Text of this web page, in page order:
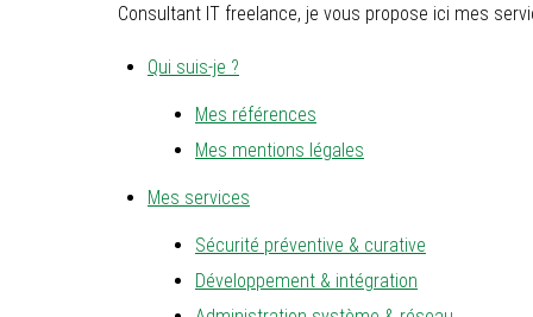
Consultant IT freelance, je vous propose ici mes
Qui suis-je ?
Mes références
Mes mentions légales
Mes services
Sécurité préventive & curative
Développement & intégration